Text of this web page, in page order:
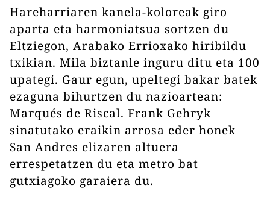
Hareharriaren kanela-koloreak giro
aparta eta harmoniatsua sortzen du
Eltziegon, Arabako Errioxako hiribildu
txikian. Mila biztanle inguru ditu eta 100
upategi. Gaur egun, upeltegi bakar batek
ezaguna bihurtzen du nazioartean:
Marqués de Riscal. Frank Gehryk
sinatutako eraikin arrosa eder honek
San Andres elizaren altuera
errespetatzen du eta metro bat
gutxiagoko garaiera du.